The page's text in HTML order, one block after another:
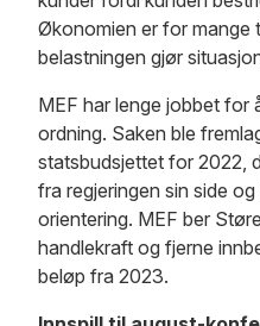
Økonomien er for mange
belastningen gjør
MEF har lenge jobbet for
ordning. Saken ble
statsbudsjettet for 2022,
fra regjeringen sin side
orientering. MEF ber
handlekraft og fjerne
beløp fra 2023.